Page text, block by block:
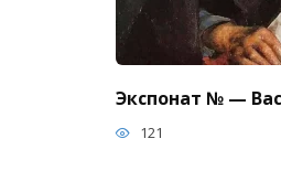
Экспонат № —
121